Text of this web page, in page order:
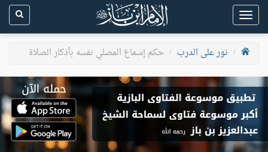
Toggle
navigation
نور على الدرب
حكم إسماع المصلي نفسه بأذكار الصلاة